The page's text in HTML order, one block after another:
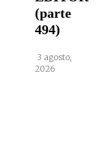
(parte
494)
3 agosto,
2026